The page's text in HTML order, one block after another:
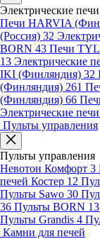
Электрические печи
Печи HARVIA
(Россия) 32
BORN 43 Печи
13 Электрические
IKI (Финляндия) 32
(Финляндия) 261
(Финляндия) 66
Электрические
Пульты управления
Пульты управления
Невотон Комфорт 3
печей Костер 12
Пульты Sawo 30
36 Пульты BORN 13
Пульты Grandis 4
Камни для печей